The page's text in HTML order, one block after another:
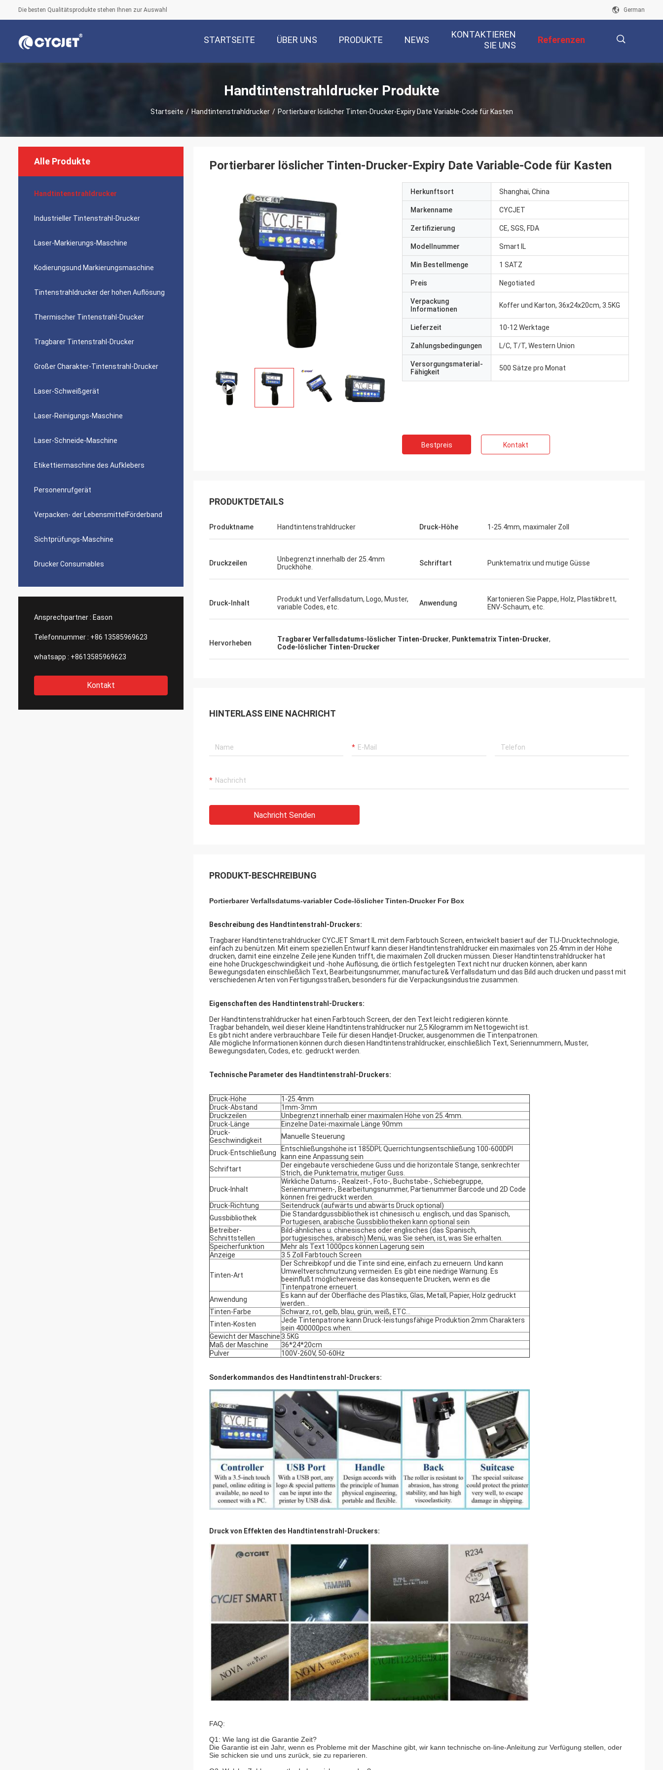
Die besten Qualitätsprodukte stehen Ihnen zur Auswahl German
STARTSEITE ÜBER UNS PRODUKTE NEWS
KONTAKTIEREN
SIE UNS
Referenzen
Handtintenstrahldrucker Produkte
Startseite / Handtintenstrahldrucker / Portierbarer löslicher Tinten-Drucker-Expiry Date Variable-Code für Kasten
Alle Produkte
Handtintenstrahldrucker
Industrieller Tintenstrahl-Drucker
Laser-Markierungs-Maschine
Kodierungsund Markierungsmaschine
Tintenstrahldrucker der hohen Auflösung
Thermischer Tintenstrahl-Drucker
Tragbarer Tintenstrahl-Drucker
Großer Charakter-Tintenstrahl-Drucker
Laser-Schweißgerät
Laser-Reinigungs-Maschine
Laser-Schneide-Maschine
Etikettiermaschine des Aufklebers
Personenrufgerät
Verpacken- der LebensmittelFörderband
Sichtprüfungs-Maschine
Drucker Consumables
Ansprechpartner : Eason
Telefonnummer : +86 13585969623
whatsapp : +8613585969623
Kontakt
Portierbarer löslicher Tinten-Drucker-Expiry Date Variable-Code für Kasten
Herkunftsort Shanghai, China
Markenname CYCJET
Zertifizierung CE, SGS, FDA
Modellnummer Smart IL
Min Bestellmenge 1 SATZ
Preis Negotiated
Verpackung
Informationen
Koffer und Karton, 36x24x20cm, 3.5KG
Lieferzeit 10-12 Werktage
Zahlungsbedingungen L/C, T/T, Western Union
Versorgungsmaterial-
Fähigkeit
500 Sätze pro Monat
Bestpreis Kontakt
PRODUKTDETAILS
Produktname Handtintenstrahldrucker Druck-Höhe 1-25.4mm, maximaler Zoll
Druckzeilen
Unbegrenzt innerhalb der 25.4mm
Druckhöhe.
Schriftart Punktematrix und mutige Güsse
Druck-Inhalt
Produkt und Verfallsdatum, Logo, Muster,
variable Codes, etc.
Anwendung
Kartonieren Sie Pappe, Holz, Plastikbrett,
ENV-Schaum, etc.
Hervorheben Tragbarer Verfallsdatums-löslicher Tinten-Drucker, Punktematrix Tinten-Drucker,
Code-löslicher Tinten-Drucker
HINTERLASS EINE NACHRICHT
Nachricht Senden
PRODUKT-BESCHREIBUNG
Portierbarer Verfallsdatums-variabler Code-löslicher Tinten-Drucker For Box
Beschreibung des Handtintenstrahl-Druckers:
Tragbarer Handtintenstrahldrucker CYCJET Smart IL mit dem Farbtouch Screen, entwickelt basiert auf der TIJ-Drucktechnologie,
einfach zu benützen. Mit einem speziellen Entwurf kann dieser Handtintenstrahldrucker ein maximales von 25.4mm in der Höhe
drucken, damit eine einzelne Zeile jene Kunden trifft, die maximalen Zoll drucken müssen. Dieser Handtintenstrahldrucker hat
eine hohe Druckgeschwindigkeit und -hohe Auflösung, die örtlich festgelegten Text nicht nur drucken können, aber kann
Bewegungsdaten einschließlich Text, Bearbeitungsnummer, manufacture& Verfallsdatum und das Bild auch drucken und passt mit
verschiedenen Arten von Fertigungsstraßen, besonders für die Verpackungsindustrie zusammen.
Eigenschaften des Handtintenstrahl-Druckers:
Der Handtintenstrahldrucker hat einen Farbtouch Screen, der den Text leicht redigieren könnte.
Tragbar behandeln, weil dieser kleine Handtintenstrahldrucker nur 2,5 Kilogramm im Nettogewicht ist.
Es gibt nicht andere verbrauchbare Teile für diesen Handjet-Drucker, ausgenommen die Tintenpatronen.
Alle mögliche Informationen können durch diesen Handtintenstrahldrucker, einschließlich Text, Seriennummern, Muster,
Bewegungsdaten, Codes, etc. gedruckt werden.
Technische Parameter des Handtintenstrahl-Druckers:
Druck-Höhe
1-25.4mm
Druck-Abstand
1mm-3mm
Druckzeilen
Unbegrenzt innerhalb einer maximalen Höhe von 25.4mm.
Druck-Länge
Einzelne Datei-maximale Länge 90mm
Druck-
Geschwindigkeit
Manuelle Steuerung
Druck-Entschließung
Entschließungshöhe ist 185DPI; Querrichtungsentschließung 100-600DPI
kann eine Anpassung sein
Schriftart
Der eingebaute verschiedene Guss und die horizontale Stange, senkrechter
Strich, die Punktematrix, mutiger Guss.
Druck-Inhalt
Wirkliche Datums-, Realzeit-, Foto-, Buchstabe-, Schiebegruppe,
Seriennummern-, Bearbeitungsnummer, Partienummer Barcode und 2D Code
können frei gedruckt werden.
Druck-Richtung
Seitendruck (aufwärts und abwärts Druck optional)
Gussbibliothek
Die Standardgussbibliothek ist chinesisch u. englisch, und das Spanisch,
Portugiesen, arabische Gussbibliotheken kann optional sein
Betreiber-
Schnittstellen
Bild-ähnliches u. chinesisches oder englisches (das Spanisch,
portugiesisches, arabisch) Menü, was Sie sehen, ist, was Sie erhalten.
Speicherfunktion
Mehr als Text 1000pcs können Lagerung sein
Anzeige
3.5 Zoll Farbtouch Screen
Tinten-Art
Der Schreibkopf und die Tinte sind eine, einfach zu erneuern. Und kann
Umweltverschmutzung vermeiden. Es gibt eine niedrige Warnung. Es
beeinflußt möglicherweise das konsequente Drucken, wenn es die
Tintenpatrone erneuert.
Anwendung
Es kann auf der Oberfläche des Plastiks, Glas, Metall, Papier, Holz gedruckt
werden…
Tinten-Farbe
Schwarz, rot, gelb, blau, grün, weiß, ETC…
Tinten-Kosten
Jede Tintenpatrone kann Druck-leistungsfähige Produktion 2mm Charakters
sein 400000pcs.when:
Gewicht der Maschine3.5KG
Maß der Maschine
36*24*20cm
Pulver
100V-260V, 50-60Hz
Sonderkommandos des Handtintenstrahl-Druckers:
Druck von Effekten des Handtintenstrahl-Druckers:
FAQ:
Q1: Wie lang ist die Garantie Zeit?
Die Garantie ist ein Jahr, wenn es Probleme mit der Maschine gibt, wir kann technische on-line-Anleitung zur Verfügung stellen, oder
Sie schicken sie und uns zurück, sie zu reparieren.